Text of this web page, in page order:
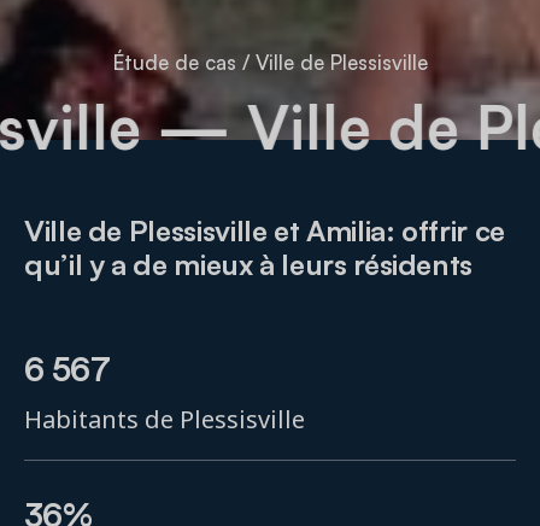
Étude de cas /Ville de Plessisville
— Ville de
Ville de Plessisville et Amilia: offrir ce
qu’il y a de mieux à leurs résidents
6 567
Habitants de Plessisville
36%